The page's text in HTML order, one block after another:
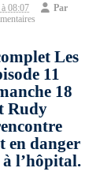
08:07
Par
Les
11
18
Rudy
en danger
l’hôpital.